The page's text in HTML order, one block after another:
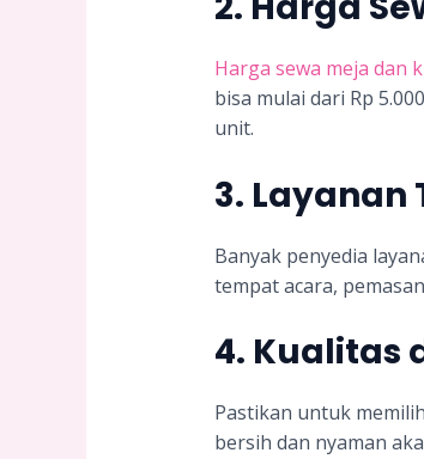
Harga sewa meja dan
bisa mulai dari Rp
unit.
3. Layanan
Banyak penyedia
tempat acara,
4. Kualitas
Pastikan untuk
bersih dan nyaman